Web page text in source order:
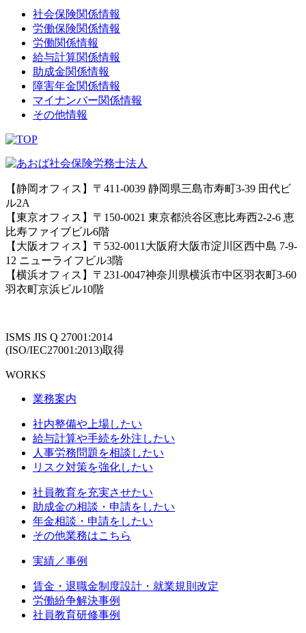
社会保険関係情報
労働保険関係情報
労働関係情報
給与計算関係情報
助成金関係情報
障害年金関係情報
マイナンバー関係情報
その他情報
【静岡オフィス】〒411-0039 静岡県三島市寿町3-39 田代ビ
ル2A
【東京オフィス】〒150-0021 東京都渋谷区恵比寿西2-2-6 恵
比寿ファイブビル6階
【大阪オフィス】〒532-0011大阪府大阪市淀川区西中島 7-9-
12 ニューライフビル3階
【横浜オフィス】〒231-0047神奈川県横浜市中区羽衣町3-60
羽衣町京浜ビル10階
ISMS JIS Q 27001:2014
(ISO/IEC27001:2013)取得
WORKS
業務案内
社内整備や上場したい
給与計算や手続を外注したい
人事労務問題を相談したい
リスク対策を強化したい
社員教育を充実させたい
助成金の相談・申請をしたい
年金相談・申請をしたい
その他業務はこちら
実績／事例
賃金・退職金制度設計・就業規則改定
労働紛争解決事例
社員教育研修事例